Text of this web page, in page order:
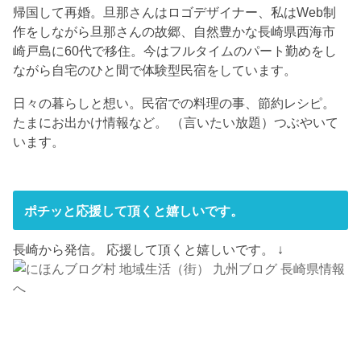
帰国して再婚。旦那さんはロゴデザイナー、私はWeb制
作をしながら旦那さんの故郷、自然豊かな長崎県西海市
崎戸島に60代で移住。今はフルタイムのパート勤めをし
ながら自宅のひと間で体験型民宿をしています。
日々の暮らしと想い。民宿での料理の事、節約レシピ。
たまにお出かけ情報など。 （言いたい放題）つぶやいて
います。
ポチッと応援して頂くと嬉しいです。
長崎から発信。 応援して頂くと嬉しいです。 ↓